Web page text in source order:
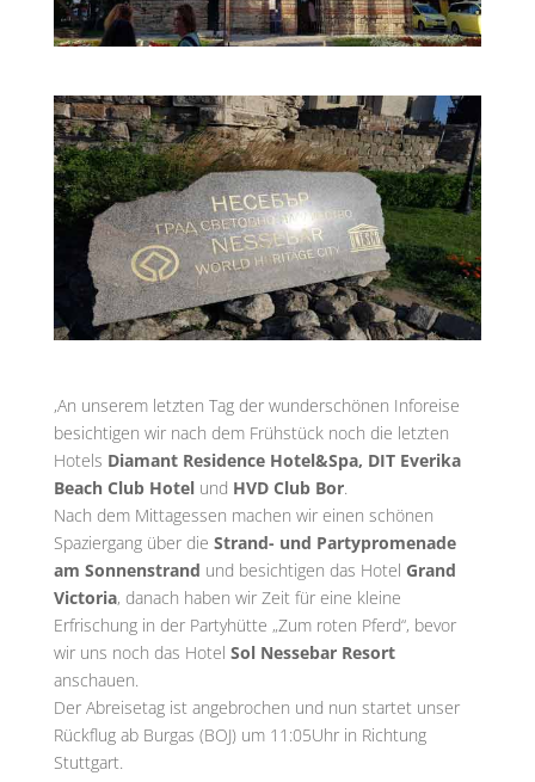
,An unserem letzten Tag der wunderschönen Inforeise
besichtigen wir nach dem Frühstück noch die letzten
Hotels Diamant Residence Hotel&Spa, DIT Everika
Beach Club Hotelund HVD Club Bor.
Nach dem Mittagessen machen wir einen schönen
Spaziergang über die Strand- und Partypromenade
am Sonnenstrand und besichtigen das Hotel Grand
Victoria, danach haben wir Zeit für eine kleine
Erfrischung in der Partyhütte „Zum roten Pferd“, bevor
wir uns noch das Hotel Sol Nessebar Resort
anschauen.
Der Abreisetag ist angebrochen und nun startet unser
Rückflug ab Burgas (BOJ) um 11:05Uhr in Richtung
Stuttgart.